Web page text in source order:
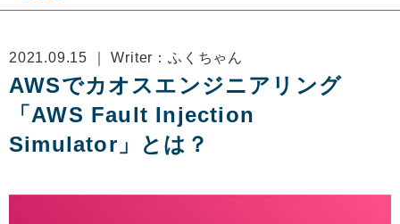
2021.09.15 ｜ Writer：ふくちゃん
AWSでカオスエンジニアリング
「AWS Fault Injection
Simulator」とは？